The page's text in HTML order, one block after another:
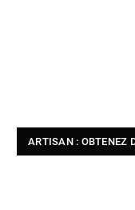
ARTISAN : OBTENEZ